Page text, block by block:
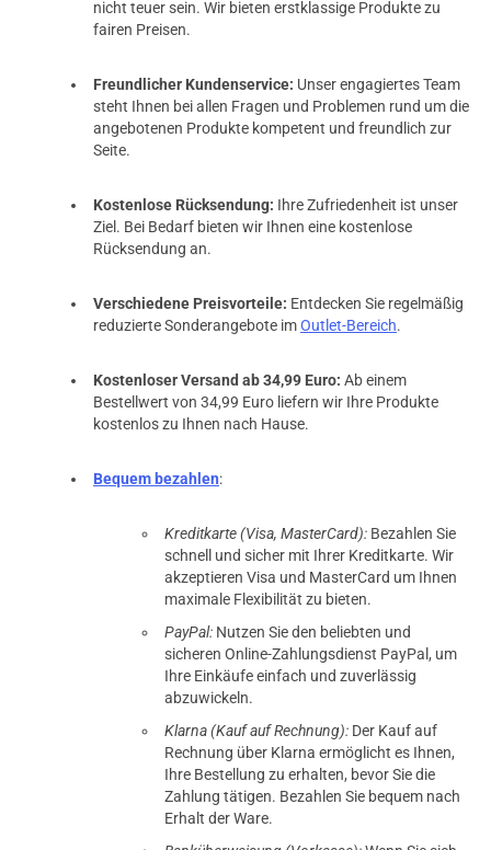
nicht teuer sein. Wir bieten erstklassige Produkte zu
fairen Preisen.
Freundlicher Kundenservice: Unser engagiertes Team
steht Ihnen bei allen Fragen und Problemen rund um die
angebotenen Produkte kompetent und freundlich zur
Seite.
Kostenlose Rücksendung: Ihre Zufriedenheit ist unser
Ziel. Bei Bedarf bieten wir Ihnen eine kostenlose
Rücksendung an.
Verschiedene Preisvorteile: Entdecken Sie regelmäßig
reduzierte Sonderangebote imOutlet-Bereich.
Kostenloser Versand ab 34,99 Euro: Ab einem
Bestellwert von 34,99 Euro liefern wir Ihre Produkte
kostenlos zu Ihnen nach Hause.
Bequem bezahlen:
Kreditkarte (Visa, MasterCard): Bezahlen Sie
schnell und sicher mit Ihrer Kreditkarte. Wir
akzeptieren Visa und MasterCard um Ihnen
maximale Flexibilität zu bieten.
PayPal: Nutzen Sie den beliebten und
sicheren Online-Zahlungsdienst PayPal, um
Ihre Einkäufe einfach und zuverlässig
abzuwickeln.
Klarna (Kauf auf Rechnung): Der Kauf auf
Rechnung über Klarna ermöglicht es Ihnen,
Ihre Bestellung zu erhalten, bevor Sie die
Zahlung tätigen. Bezahlen Sie bequem nach
Erhalt der Ware.